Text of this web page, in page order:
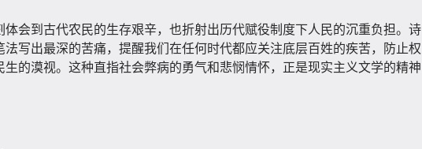
体会到古代农民的生存艰辛，也折射出历代赋役制度下人民的沉重负担。诗
法写出最深的苦痛，提醒我们在任何时代都应关注底层百姓的疾苦，防止权
生的漠视。这种直指社会弊病的勇气和悲悯情怀，正是现实主义文学的精神